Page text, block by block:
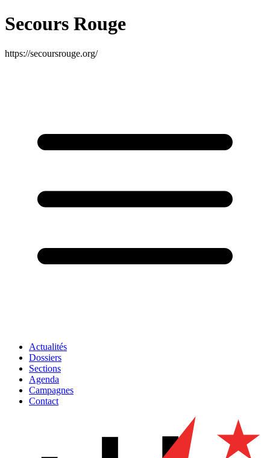
Secours Rouge
https://secoursrouge.org/
Actualités
Dossiers
Sections
Agenda
Campagnes
Contact